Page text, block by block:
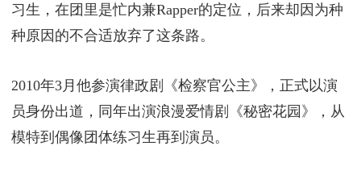
习生，在团里是忙内兼Rapper的定位，后来却因为种
种原因的不合适放弃了这条路。
2010年3月他参演律政剧《检察官公主》，正式以演
员身份出道，同年出演浪漫爱情剧《秘密花园》，从
模特到偶像团体练习生再到演员。